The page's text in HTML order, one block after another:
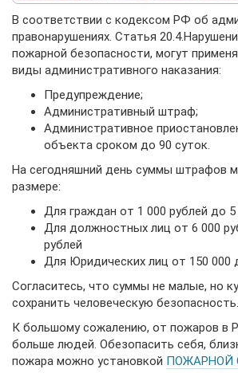
В соответствии с кодексом РФ об
правонарушениях. Статья
пожарной безопасности, могут
виды административного наказания:
Предупреждение;
Административный штраф;
Административное
объекта сроком до 90 суток.
На сегодняшний день суммы штрафов
размере:
Для граждан от 1 000 рублей до 5
Для должностных лиц от 6 000
рублей
Для Юридических лиц от 150 000
Согласитесь, что суммы не малые, но
сохранить человеческую безопасность.
К большому сожалению, от пожаров в
больше людей. Обезопасить себя,
пожара можно установкой ПОЖАРНОЙ